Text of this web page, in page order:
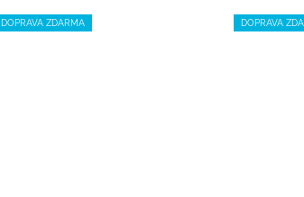
DOPRAVA ZDARMA DOPRAVA